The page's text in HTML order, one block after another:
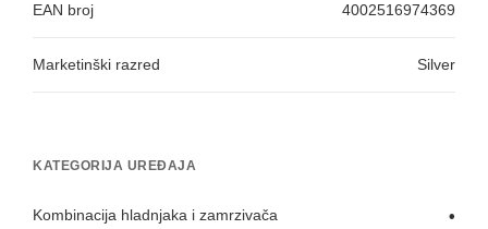
EAN broj 4002516974369
Marketinški razred Silver
KATEGORIJA UREĐAJA
Kombinacija hladnjaka i zamrzivača •